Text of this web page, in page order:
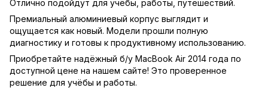
Отлично подойдут для учёбы, работы, путешествий.
Премиальный алюминиевый корпус выглядит и
ощущается как новый. Модели прошли полную
диагностику и готовы к продуктивному использованию.
Приобретайте надёжный б/у MacBook Air 2014 года по
доступной цене на нашем сайте! Это проверенное
решение для учёбы и работы.